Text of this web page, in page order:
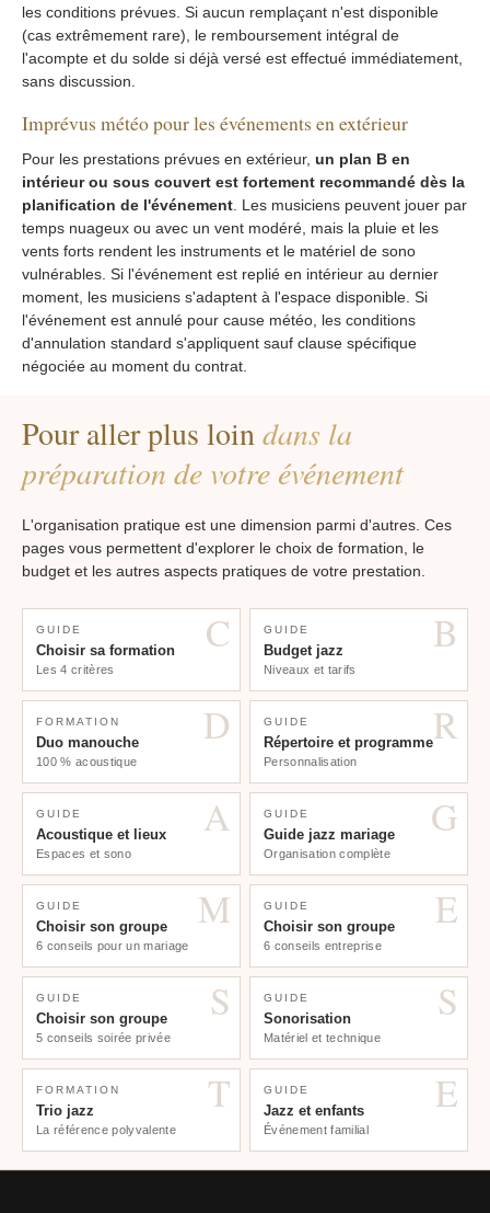
les conditions prévues. Si aucun remplaçant n'est disponible
(cas extrêmement rare), le remboursement intégral de
l'acompte et du solde si déjà versé est effectué immédiatement,
sans discussion.
Imprévus météo pour les événements en extérieur
Pour les prestations prévues en extérieur, un plan B en
intérieur ou sous couvert est fortement recommandé dès la
planification de l'événement. Les musiciens peuvent jouer par
temps nuageux ou avec un vent modéré, mais la pluie et les
vents forts rendent les instruments et le matériel de sono
vulnérables. Si l'événement est replié en intérieur au dernier
moment, les musiciens s'adaptent à l'espace disponible. Si
l'événement est annulé pour cause météo, les conditions
d'annulation standard s'appliquent sauf clause spécifique
négociée au moment du contrat.
Pour aller plus loindans la
préparation de votre événement
L'organisation pratique est une dimension parmi d'autres. Ces
pages vous permettent d'explorer le choix de formation, le
budget et les autres aspects pratiques de votre prestation.
C
GUIDE
Choisir sa formation
Les 4 critères
B
GUIDE
Budget jazz
Niveaux et tarifs
D
FORMATION
Duo manouche
100 % acoustique
R
GUIDE
Répertoire et programme
Personnalisation
A
GUIDE
Acoustique et lieux
Espaces et sono
G
GUIDE
Guide jazz mariage
Organisation complète
M
GUIDE
Choisir son groupe
6 conseils pour un mariage
E
GUIDE
Choisir son groupe
6 conseils entreprise
S
GUIDE
Choisir son groupe
5 conseils soirée privée
S
GUIDE
Sonorisation
Matériel et technique
T
FORMATION
Trio jazz
La référence polyvalente
E
GUIDE
Jazz et enfants
Événement familial